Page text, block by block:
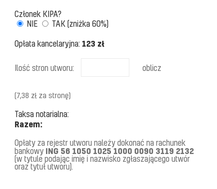
Członek KIPA?
NIE
TAK (zniżka 60%)
Opłata kancelaryjna: 123 zł
Ilość stron utworu: oblicz
(7,38 zł za stronę)
Taksa notarialna:
Razem:
Opłaty za rejestr utworu należy dokonać na rachunek
bankowy ING 56 1050 1025 1000 0090 3119 2132
(w tytule podając imię i nazwisko zgłaszającego utwór
oraz tytuł utworu).